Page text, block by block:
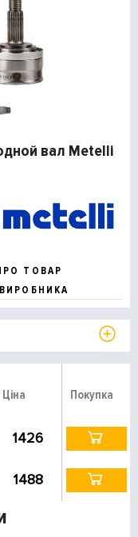
вал Metelli
ТОВАР
Ціна Покупка
1426
1488